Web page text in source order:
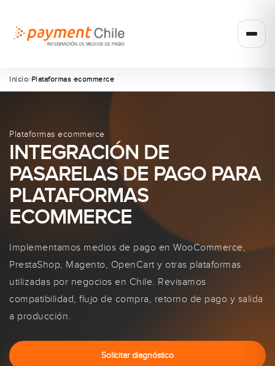
Inicio Plataformas ecommerce
Plataformas ecommerce
INTEGRACIÓN DE
PASARELAS DE PAGO PARA
PLATAFORMAS
ECOMMERCE
Implementamos medios de pago en WooCommerce,
PrestaShop, Magento, OpenCart y otras plataformas
utilizadas por negocios en Chile. Revisamos
compatibilidad, flujo de compra, retorno de pago y salida
a producción.
Solicitar diagnóstico